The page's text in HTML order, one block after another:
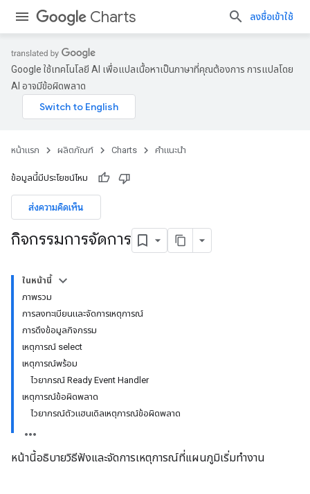
Charts ลงชื่อเข้าใช้
Google ใช้เทคโนโลยี AI เพื่อแปลเนื้อหาเป็นภาษาที่คุณต้องการ การแปลโดย
AI อาจมีข้อผิดพลาด
หน้าแรก ผลิตภัณฑ์ Charts คำแนะนำ
ข้อมูลนี้มีประโยชน์ไหม
ส่งความคิดเห็น
กิจกรรมการจัดการ
ในหน้านี้
ภาพรวม
การลงทะเบียนและจัดการเหตุการณ์
การดึงข้อมูลกิจกรรม
เหตุการณ์ select
เหตุการณ์พร้อม
ไวยากรณ์ Ready Event Handler
เหตุการณ์ข้อผิดพลาด
ไวยากรณ์ตัวแฮนเดิลเหตุการณ์ข้อผิดพลาด
หน้านี้อธิบายวิธีฟังและจัดการเหตุการณ์ที่แผนภูมิเริ่มทำงาน